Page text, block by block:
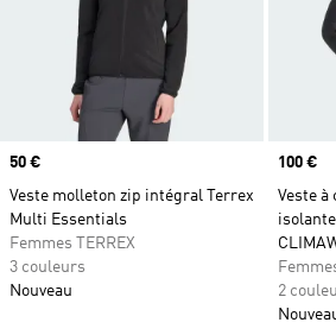
Prix
50 €
Veste molleton zip intégral Terrex
Multi Essentials
Femmes TERREX
3 couleurs
Nouveau
Prix
100 €
Veste à
2